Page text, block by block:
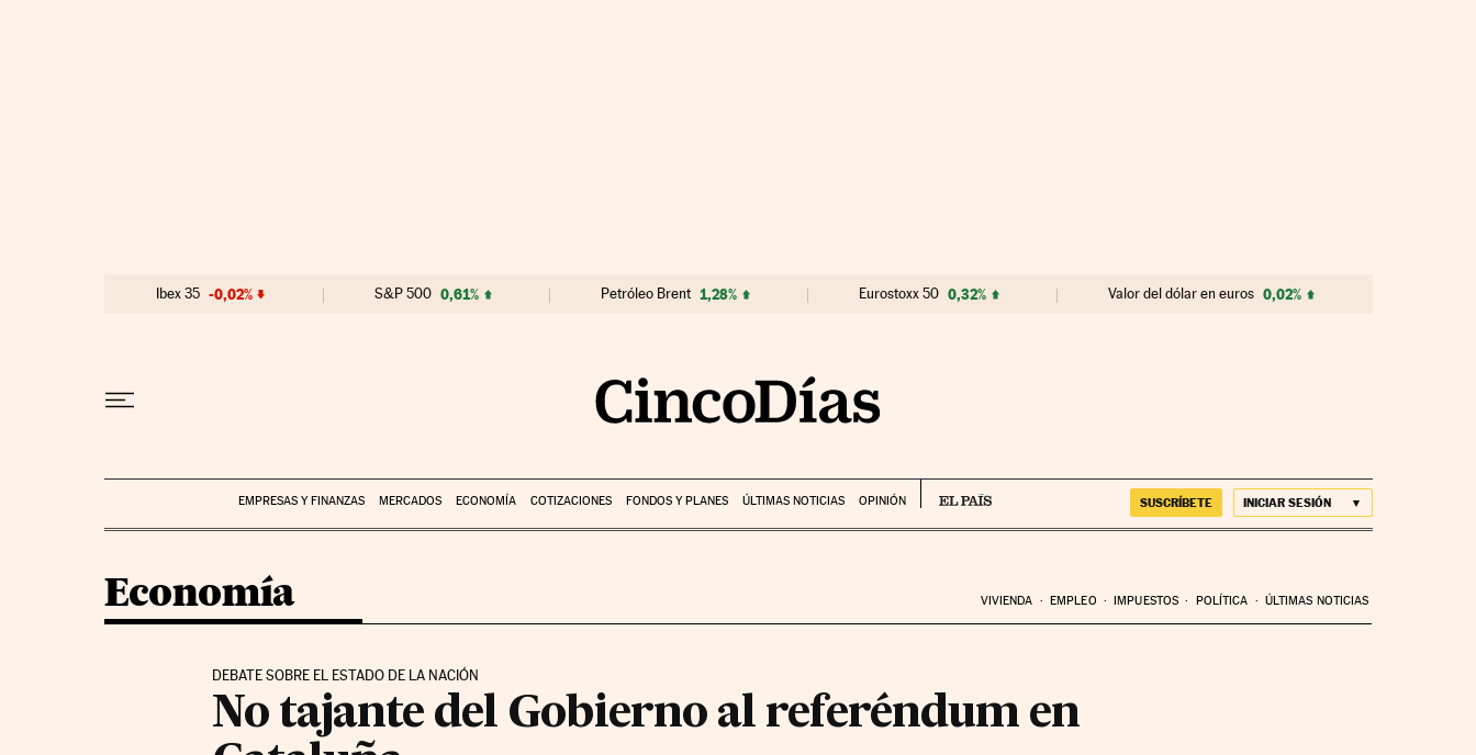
Ibex 35 -0,02% S&P 500 0,61% Petróleo Brent 1,28% Eurostoxx 50 0,32% Valor del dólar en euros 0,02%
EMPRESAS Y FINANZAS MERCADOS ECONOMÍA COTIZACIONES FONDOS Y PLANES ÚLTIMAS NOTICIAS OPINIÓN SUSCRÍBETE INICIAR SESIÓN
Economía VIVIENDA EMPLEO IMPUESTOS POLÍTICA ÚLTIMAS NOTICIAS
DEBATE SOBRE EL ESTADO DE LA NACIÓN
No tajante del Gobierno al referéndum en